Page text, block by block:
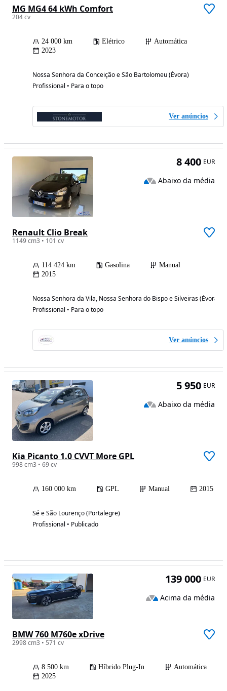
MG MG4 64 kWh Comfort
204 cv
24 000 km Elétrico
Automática
2023
Nossa Senhora da Conceição e São Bartolomeu (Évora)
Profissional • Para o topo
Ver anúncios
Renault Clio Break
1149 cm3 • 101 cv
114 424 km Gasolina
Manual
2015
Nossa Senhora da Vila, Nossa Senhora do Bispo e Silveiras (Évora)
Profissional • Para o topo
Ver anúncios
8 400 EUR
Abaixo da média
Kia Picanto 1.0 CVVT More GPL
998 cm3 • 69 cv
160 000 km GPL Manual 2015
Sé e São Lourenço (Portalegre)
Profissional • Publicado
5 950 EUR
Abaixo da média
BMW 760 M760e xDrive
2998 cm3 • 571 cv
8 500 km Híbrido Plug-In
Automática
2025
139 000 EUR
Acima da média